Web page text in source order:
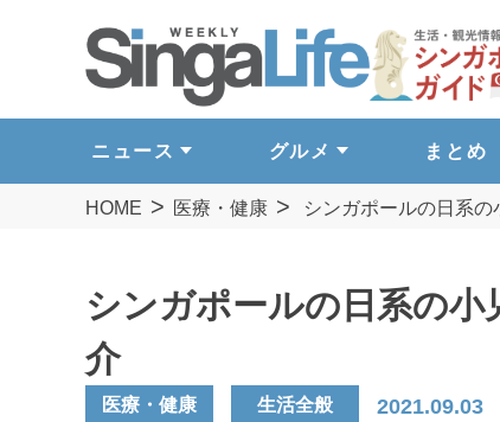
ニュース グルメ まとめ
HOME 医療・健康 シンガポールの日系
シンガポールの日系の
介
医療・健康 生活全般 2021.09.03